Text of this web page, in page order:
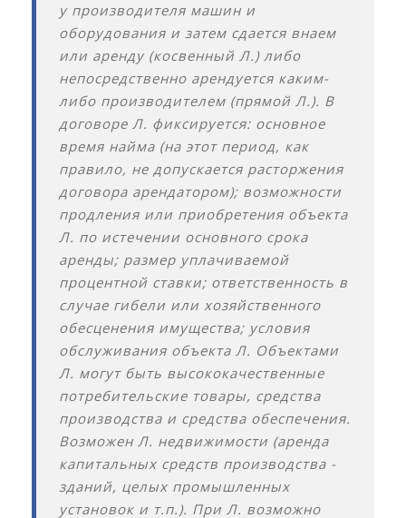
у производителя машин и
оборудования и затем сдается внаем
или аренду (косвенный Л.) либо
непосредственно арендуется каким-
либо производителем (прямой Л.). В
договоре Л. фиксируется: основное
время найма (на этот период, как
правило, не допускается расторжения
договора арендатором); возможности
продления или приобретения объекта
Л. по истечении основного срока
аренды; размер уплачиваемой
процентной ставки; ответственность в
случае гибели или хозяйственного
обесценения имущества; условия
обслуживания объекта Л. Объектами
Л. могут быть высококачественные
потребительские товары, средства
производства и средства обеспечения.
Возможен Л. недвижимости (аренда
капитальных средств производства -
зданий, целых промышленных
установок и т.п.). При Л. возможно